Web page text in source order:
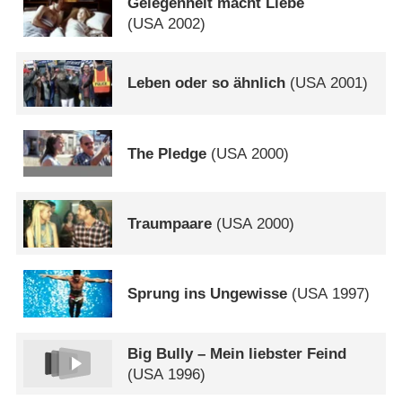
(USA 2002)
Leben oder so ähnlich (USA2001)
The Pledge (USA 2000)
Traumpaare (USA 2000)
Sprung ins Ungewisse (USA1997)
Big Bully – Mein liebster Feind
(USA 1996)